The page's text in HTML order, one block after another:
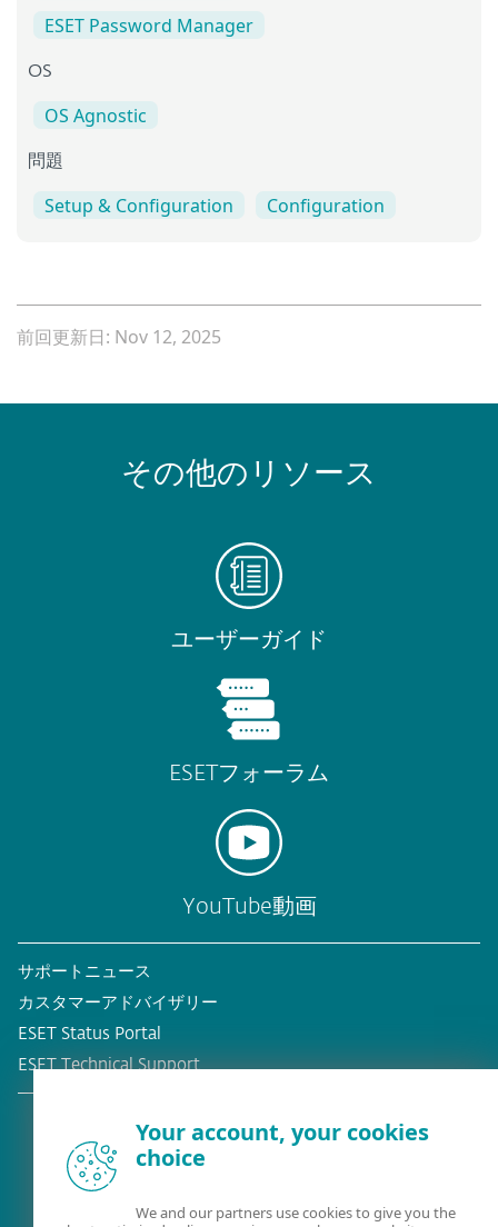
ESET Password Manager
OS
OS Agnostic
問題
Setup & Configuration Configuration
前回更新日: Nov 12, 2025
その他のリソース
ユーザーガイド
ESETフォーラム
YouTube動画
サポートニュース
カスタマーアドバイザリー
ESET Status Portal
ESET Technical Support
既存の顧客？
Your account, your cookies
choice
We and our partners use cookies to give you the